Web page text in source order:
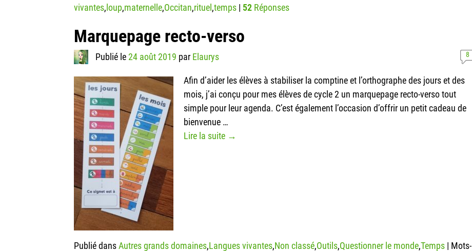
vivantes, loup,maternelle,Occitan,rituel ,temps | 52 Réponses
Marquepage recto-verso
Publié le 24 août 2019 par Elaurys 8
Afin d’aider les élèves à stabiliser la comptine et l’orthographe des jours et des
mois, j’ai conçu pour mes élèves de cycle 2 un marquepage recto-verso tout
simple pour leur agenda. C’est également l’occasion d’offrir un petit cadeau de
bienvenue …
Lire la suite →
Publié dansAutres grands domaines,Langues vivantes,Non classé,Outils,Questionner le monde,Temps | Mots-